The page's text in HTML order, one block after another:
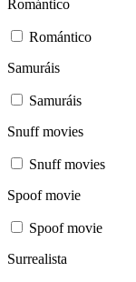
Romántico
Romántico
Samuráis
Samuráis
Snuff movies
Snuff movies
Spoof movie
Spoof movie
Surrealista